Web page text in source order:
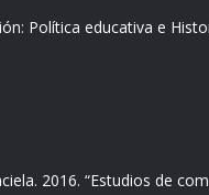
Política educativa e
2016. “Estudios de